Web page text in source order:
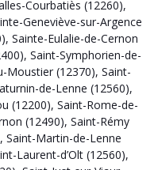
Courbatiès (12260),
Geneviève-sur-Argence
, Sainte-Eulalie-de-Cernon
, Saint-Symphorien-de-
Moustier (12370), Saint-
de-Lenne (12560),
(12200), Saint-Rome-de-
(12490), Saint-Rémy
, Saint-Martin-de-Lenne
Laurent-d’Olt (12560),